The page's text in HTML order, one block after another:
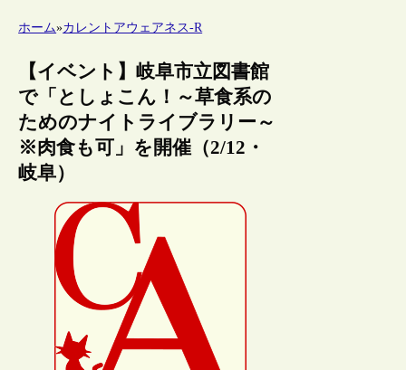
ホーム»カレントアウェアネス-R
【イベント】岐阜市立図書館
で「としょこん！～草食系の
ためのナイトライブラリー～
※肉食も可」を開催（2/12・
岐阜）